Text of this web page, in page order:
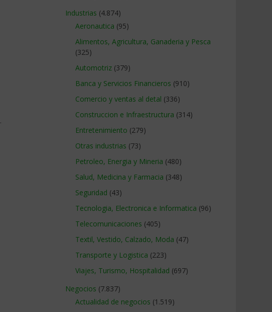
.
Industrias (4.874)
Aeronautica (95)
Alimentos, Agricultura, Ganaderia y Pesca
(325)
Automotriz (379)
Banca y Servicios Financieros (910)
Comercio y ventas al detal (336)
Construccion e Infraestructura (314)
Entretenimiento (279)
Otras industrias (73)
Petroleo, Energia y Mineria (480)
Salud, Medicina y Farmacia (348)
Seguridad (43)
Tecnologia, Electronica e Informatica (96)
Telecomunicaciones (405)
Textil, Vestido, Calzado, Moda (47)
Transporte y Logistica (223)
Viajes, Turismo, Hospitalidad (697)
Negocios (7.837)
Actualidad de negocios (1.519)